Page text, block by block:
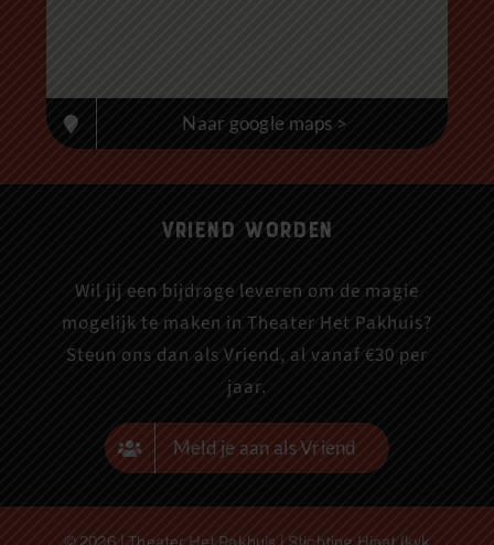
Naar google maps >
Vriend worden
Wil jij een bijdrage leveren om de magie
mogelijk te maken in Theater Het Pakhuis?
Steun ons dan als Vriend, al vanaf €30 per
jaar.
Meld je aan als Vriend